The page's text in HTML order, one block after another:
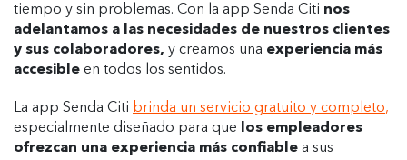
tiempo y sin problemas. Con la app Senda Citi nos
adelantamos a las necesidades de nuestros clientes
y sus colaboradores, y creamos una experiencia más
accesible en todos los sentidos.
La app Senda Citi brinda un servicio gratuito y completo,
especialmente diseñado para que los empleadores
ofrezcan una experiencia más confiable a sus